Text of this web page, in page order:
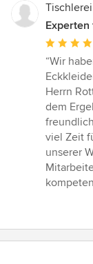
5
von
5
Sternen
“Wir
Herrn
dem
viel Zeit
unserer